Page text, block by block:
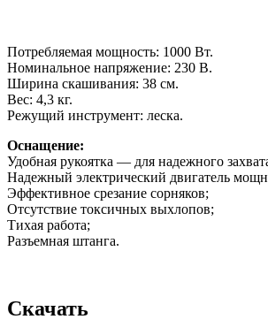
Потребляемая мощность: 1000 Вт.
Номинальное напряжение: 230 В.
Ширина скашивания: 38 см.
Вес: 4,3 кг.
Режущий инструмент: леска.
Оснащение:
Удобная рукоятка — для надежного
Надежный электрический двигатель
Эффективное срезание сорняков;
Отсутствие токсичных выхлопов;
Тихая работа;
Разъемная штанга.
Скачать